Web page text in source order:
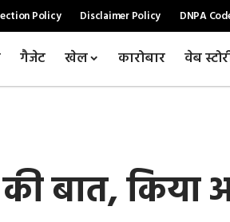
Policy Disclaimer Policy DNPA
गैजेट खेल कारोबार वेब
बात, किया